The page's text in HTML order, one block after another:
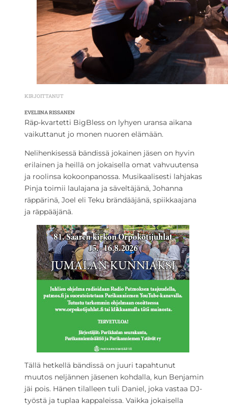
KIRJOITTANUT
EVELIINA RISSANEN
Räp-kvartetti BigBless on lyhyen uransa aikana
vaikuttanut jo monen nuoren elämään.
Nelihenkisessä bändissä jokainen jäsen on hyvin
erilainen ja heillä on jokaisella omat vahvuutensa
ja roolinsa kokoonpanossa. Musikaalisesti lahjakas
Pinja toimii laulajana ja säveltäjänä, Johanna
räppärinä, Joel eli Teku brändääjänä, spiikkaajana
ja räppääjänä.
Tällä hetkellä bändissä on juuri tapahtunut
muutos neljännen jäsenen kohdalla, kun Benjamin
jäi pois. Hänen tilalleen tuli Daniel, joka vastaa DJ-
työstä ja tuplaa kappaleissa. Vaikka jokaisella